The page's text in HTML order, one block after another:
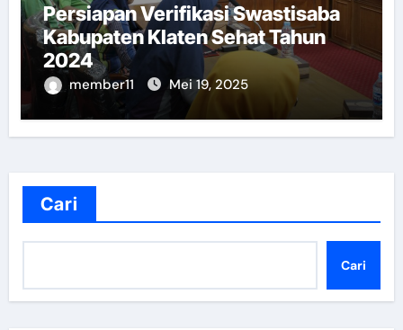
Persiapan Verifikasi Swastisaba
Kabupaten Klaten Sehat Tahun
2024
member11 Mei 19, 2025
Cari
Cari